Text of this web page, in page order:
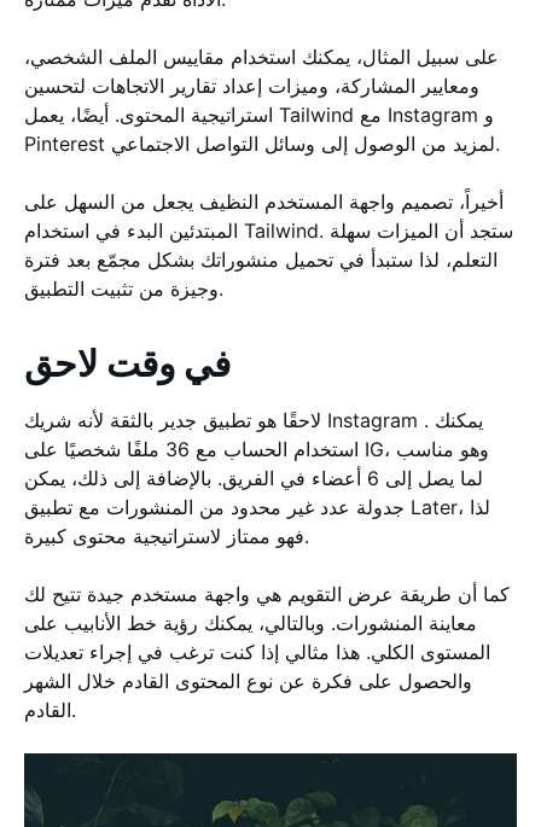
على سبيل المثال، يمكنك استخدام مقاييس الملف الشخصي،
ومعايير المشاركة، وميزات إعداد تقارير الاتجاهات لتحسين
استراتيجية المحتوى. أيضًا، يعمل Tailwind مع Instagram و
Pinterest لمزيد من الوصول إلى وسائل التواصل الاجتماعي.
أخيراً، تصميم واجهة المستخدم النظيف يجعل من السهل على
المبتدئين البدء في استخدام Tailwind. ستجد أن الميزات سهلة
التعلم، لذا ستبدأ في تحميل منشوراتك بشكل مجمّع بعد فترة
وجيزة من تثبيت التطبيق.
في وقت لاحق
لاحقًا هو تطبيق جدير بالثقة لأنه شريك Instagram . يمكنك
استخدام الحساب مع 36 ملفًا شخصيًا على IG، وهو مناسب
لما يصل إلى 6 أعضاء في الفريق. بالإضافة إلى ذلك، يمكن
جدولة عدد غير محدود من المنشورات مع تطبيق Later، لذا
فهو ممتاز لاستراتيجية محتوى كبيرة.
كما أن طريقة عرض التقويم هي واجهة مستخدم جيدة تتيح لك
معاينة المنشورات. وبالتالي، يمكنك رؤية خط الأنابيب على
المستوى الكلي. هذا مثالي إذا كنت ترغب في إجراء تعديلات
والحصول على فكرة عن نوع المحتوى القادم خلال الشهر
القادم.